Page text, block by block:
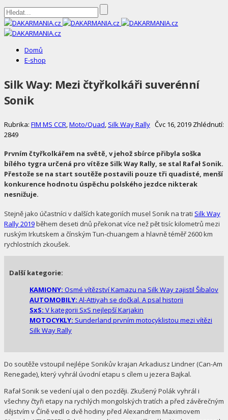
Domů
E-shop
Silk Way: Mezi čtyřkolkáři suverénní
Sonik
Rubrika: FIM MS CCR,Moto/Quad, Silk Way Rally Čvc 16, 2019 Zhlédnutí:
2849
Prvním čtyřkolkářem na světě, v jehož sbírce přibyla soška
bílého tygra určená pro vítěze Silk Way Rally, se stal Rafał Sonik.
Přestože se na start soutěže postavili pouze tři quadisté, menší
konkurence hodnotu úspěchu polského jezdce nikterak
nesnižuje.
Stejně jako účastníci v dalších kategoriích musel Sonik na trati Silk Way
Rally 2019během deseti dnů překonat více než pět tisíc kilometrů mezi
ruským Irkutskem a čínským Tun-chuangem a hlavně téměř 2600 km
rychlostních zkoušek.
Další kategorie:
KAMIONY: Osmé vítězství Kamazu na Silk Way zajistil Šibalov
AUTOMOBILY: Al-Attiyah se dočkal. A psal historii
SxS: V kategorii SxS nejlepší Karjakin
MOTOCYKLY: Sunderland prvním motocyklistou mezi vítězi
Silk Way Rally
Do soutěže vstoupil nejlépe Sonikův krajan Arkadiusz Lindner (Can-Am
Renegade), který vyhrál úvodní etapu s cílem u jezera Bajkal.
Rafał Sonik se vedení ujal o den později. Zkušený Polák vyhrál i
všechny čtyři etapy na rychlých mongolských tratích a před závěrečným
dějstvím v Číně vedl o dvě hodiny před Alexandrem Maximovem